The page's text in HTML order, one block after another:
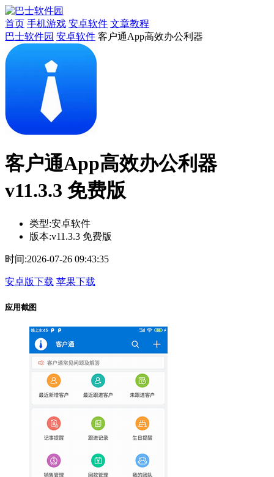
首页 手机游戏 安卓软件 文章教程
巴士软件园 安卓软件 客户通App高效办公利器
客户通App高效办公利器
v11.3.3 免费版
类型:安卓软件
版本:v11.3.3 免费版
时间:2026-07-26 09:43:35
安卓版下载 苹果下载
应用截图